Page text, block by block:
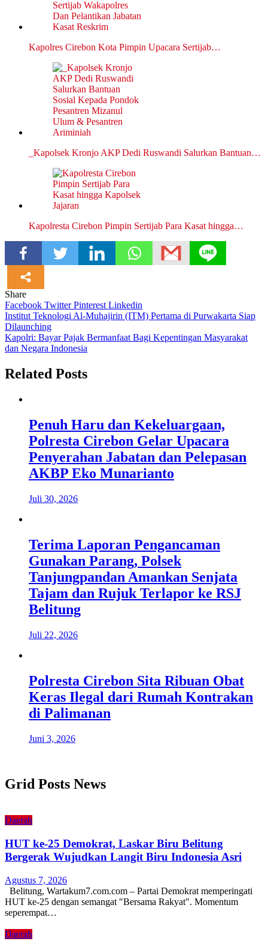
Kapolres Cirebon Kota Pimpin Upacara Sertijab…
_Kapolsek Kronjo AKP Dedi Ruswandi Salurkan Bantuan…
Kapolresta Cirebon Pimpin Sertijab Para Kasat hingga…
Share
Facebook TwitterPinterest Linkedin
Navigasi
pos
Institut Teknologi Al-Muhajirin (ITM) Pertama di Purwakarta Siap
Dilaunching
Kapolri: Bayar Pajak Bermanfaat Bagi Kepentingan Masyarakat
dan Negara Indonesia
Related Posts
Penuh Haru dan Kekeluargaan,
Polresta Cirebon Gelar Upacara
Penyerahan Jabatan dan Pelepasan
AKBP Eko Munarianto
Juli 30, 2026
Terima Laporan Pengancaman
Gunakan Parang, Polsek
Tanjungpandan Amankan Senjata
Tajam dan Rujuk Terlapor ke RSJ
Belitung
Juli 22, 2026
Polresta Cirebon Sita Ribuan Obat
Keras Ilegal dari Rumah Kontrakan
di Palimanan
Juni 3, 2026
Grid Posts News
Daerah
HUT ke-25 Demokrat, Laskar Biru Belitung
Bergerak Wujudkan Langit Biru Indonesia Asri
Agustus 7, 2026
Belitung, Wartakum7.com.com – Partai Demokrat memperingati
HUT ke-25 dengan semangat "Bersama Rakyat". Momentum
seperempat…
Daerah